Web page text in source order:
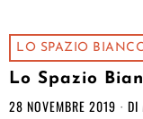
LO SPAZIO
Lo Spazio
28 NOVEMBRE 2019 DI